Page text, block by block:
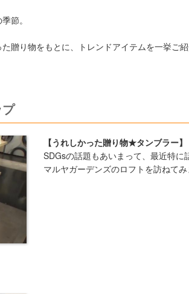
節。
贈り物をもとに、トレンドアイテムを一挙ご
【うれしかった贈り物★タンブラー】
SDGsの話題もあいまって、最近特に
マルヤガーデンズのロフトを訪ねてみ